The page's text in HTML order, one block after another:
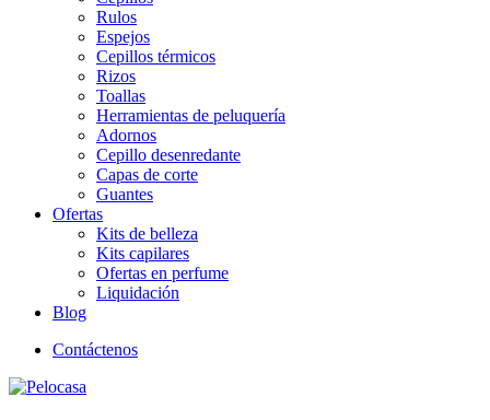
Rulos
Espejos
Cepillos térmicos
Rizos
Toallas
Herramientas de peluquería
Adornos
Cepillo desenredante
Capas de corte
Guantes
Ofertas
Kits de belleza
Kits capilares
Ofertas en perfume
Liquidación
Blog
Contáctenos